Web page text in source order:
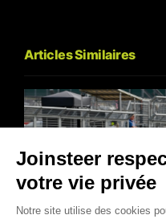
Articles Similaires